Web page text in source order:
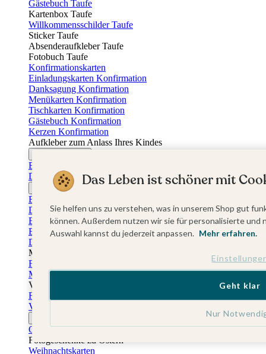
Gästebuch Taufe
Kartenbox Taufe
Willkommensschilder Taufe
Sticker Taufe
Absenderaufkleber Taufe
Fotobuch Taufe
Konfirmationskarten
Einladungskarten Konfirmation
Danksagung Konfirmation
Menükarten Konfirmation
Tischkarten Konfirmation
Gästebuch Konfirmation
Kerzen Konfirmation
Aufkleber zum Anlass Ihres Kindes
Einladungskarten Firmung
Dankeskarten Firmung
Jugendweihekarten
Einladungskarten Jugendweihe
Dankeskarten Jugendweihe
Einschulungskarten
Einladungskarten Einschulung
Danksagung Einschulung
Muttertag
Fotogeschenke Muttertag
Muttertagskarten
Vatertag
Fotogeschenke Vatertag
Vatertagskarten
Osterkarten
Fotogeschenke zu Ostern
Weihnachtskarten
Das Leben ist schöner mit
Sie helfen uns zu verstehen, was in unserem Shop gut
können. Außerdem nutzen wir sie für personalisierte
Auswahl kannst du jederzeit anpassen. Mehr erfahren.
Nur
Geht klar